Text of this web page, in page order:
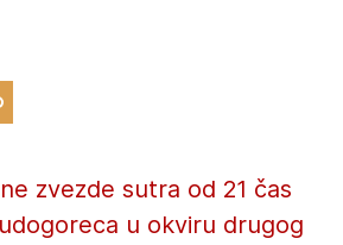
zvezde sutra od 21 čas
u okviru drugog